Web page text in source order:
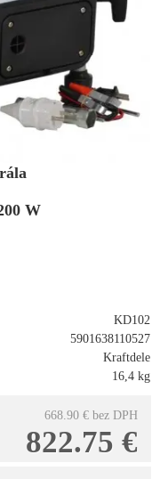
W
KD102
5901638110527
Kraftdele
16,4 kg
668.90 € bez DPH
822.75 €